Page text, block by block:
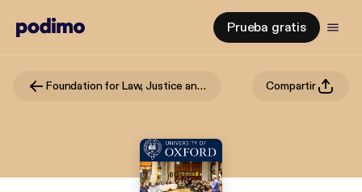
Prueba gratis
Foundation for Law, Justice and Society Compartir